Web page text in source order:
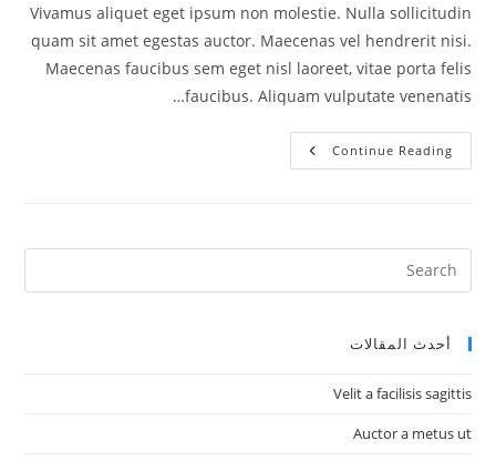
Vivamus aliquet eget ipsum non molestie. Nulla sollicitudin
quam sit amet egestas auctor. Maecenas vel hendrerit nisi.
Maecenas faucibus sem eget nisl laoreet, vitae porta felis
faucibus. Aliquam vulputate venenatis…
Continue Reading
Nunc
Varius
أحدث المقالات
Velit a facilisis sagittis
Auctor a metus ut